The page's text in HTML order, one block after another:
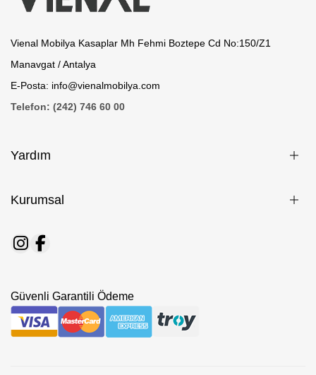
Vienal Mobilya Kasaplar Mh Fehmi Boztepe Cd No:150/Z1
Manavgat / Antalya
E-Posta: info@vienalmobilya.com
Telefon: (242) 746 60 00
Yardım
Kurumsal
Güvenli Garantili Ödeme